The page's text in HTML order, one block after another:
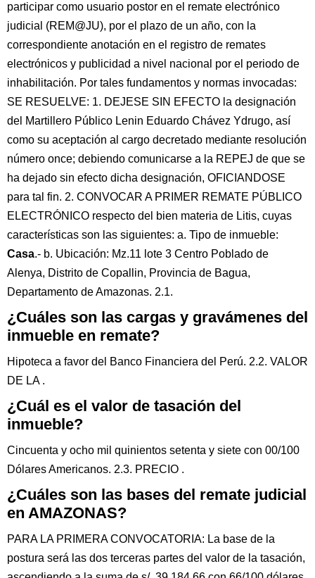
participar como usuario postor en el remate electrónico
judicial (REM@JU), por el plazo de un año, con la
correspondiente anotación en el registro de remates
electrónicos y publicidad a nivel nacional por el periodo de
inhabilitación. Por tales fundamentos y normas invocadas:
SE RESUELVE: 1. DEJESE SIN EFECTO la designación
del Martillero Público Lenin Eduardo Chávez Ydrugo, así
como su aceptación al cargo decretado mediante resolución
número once; debiendo comunicarse a la REPEJ de que se
ha dejado sin efecto dicha designación, OFICIANDOSE
para tal fin. 2. CONVOCAR A PRIMER REMATE PÚBLICO
ELECTRÓNICO respecto del bien materia de Litis, cuyas
características son las siguientes: a. Tipo de inmueble:
Casa.- b. Ubicación: Mz.11 lote 3 Centro Poblado de
Alenya, Distrito de Copallin, Provincia de Bagua,
Departamento de Amazonas. 2.1.
¿Cuáles son las cargas y gravámenes del
inmueble en remate?
Hipoteca a favor del Banco Financiera del Perú. 2.2. VALOR
DE LA .
¿Cuál es el valor de tasación del
inmueble?
Cincuenta y ocho mil quinientos setenta y siete con 00/100
Dólares Americanos. 2.3. PRECIO .
¿Cuáles son las bases del remate judicial
en AMAZONAS?
PARA LA PRIMERA CONVOCATORIA: La base de la
postura será las dos terceras partes del valor de la tasación,